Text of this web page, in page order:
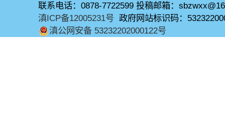
联系电话：0878-7722599 投稿邮箱：
滇ICP备12005231号 政府网站标识码：
滇公网安备 53232202000122号